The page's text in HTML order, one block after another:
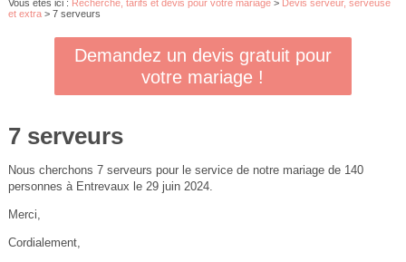
Vous êtes ici : Recherche, tarifs et devis pour votre mariage> Devis serveur, serveuse
et extra> 7 serveurs
Demandez un devis gratuit pour
votre mariage !
7 serveurs
Nous cherchons 7 serveurs pour le service de notre mariage de 140
personnes à Entrevaux le 29 juin 2024.
Merci,
Cordialement,